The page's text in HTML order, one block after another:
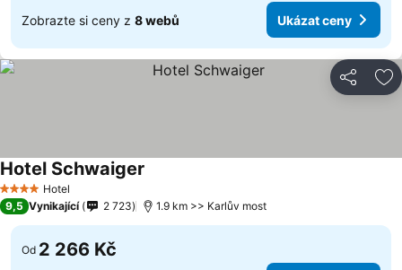
Zobrazte si ceny z 8 webů Ukázat ceny
Sdílet
4 Počet hvězdiček
Hotel
Hotel Schwaiger
9,5 Vynikající 2 723 1.9 km >> Karlův most
Od 2 266 Kč